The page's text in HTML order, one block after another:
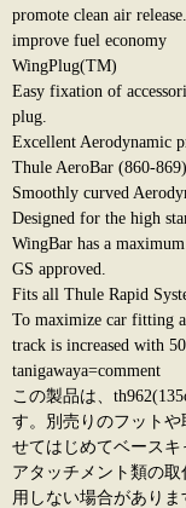
promote clean air
improve fuel economy
WingPlug(TM)
Easy fixation of
plug.
Excellent Aerodynamic
Thule AeroBar (860-869).
Smoothly curved
Designed for the high
WingBar has a
GS approved.
Fits all Thule Rapid
To maximize car fitting
track is increased with
tanigawaya=comment
この製品は、
す。別売りのフット
せてはじめてベースキ
アタッチメント類の
用しない場合がありま